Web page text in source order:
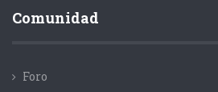
Comunidad
Foro